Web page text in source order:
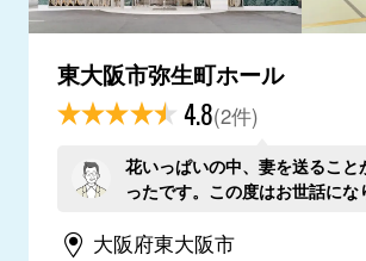
東大阪市弥生町ホール
4.8(2件)
花いっぱいの中、妻を送ること
ったです。この度はお世話にな
大阪府東大阪市